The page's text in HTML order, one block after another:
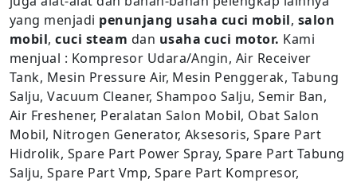
yang menjadi penunjang usaha cuci mobil, salon
mobil,cuci steam dan usaha cuci motor. Kami
menjual : Kompresor Udara/Angin, Air Receiver
Tank, Mesin Pressure Air, Mesin Penggerak, Tabung
Salju, Vacuum Cleaner, Shampoo Salju, Semir Ban,
Air Freshener, Peralatan Salon Mobil, Obat Salon
Mobil, Nitrogen Generator, Aksesoris, Spare Part
Hidrolik, Spare Part Power Spray, Spare Part Tabung
Salju, Spare Part Vmp, Spare Part Kompresor,